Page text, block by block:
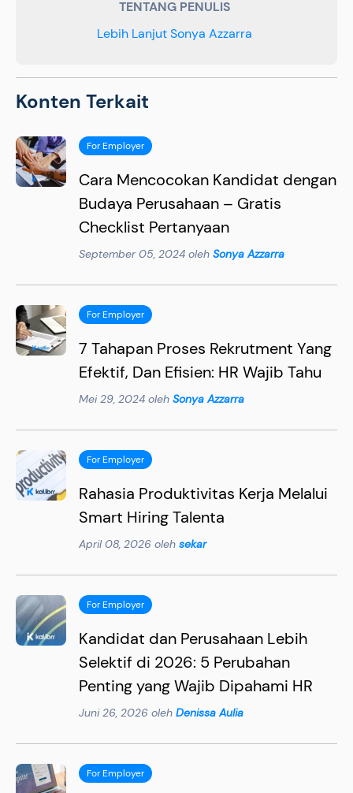
TENTANG PENULIS
Lebih Lanjut Sonya Azzarra
Konten Terkait
For Employer
Cara Mencocokan Kandidat dengan
Budaya Perusahaan – Gratis
Checklist Pertanyaan
September 05, 2024 oleh Sonya Azzarra
For Employer
7 Tahapan Proses Rekrutment Yang
Efektif, Dan Efisien: HR Wajib Tahu
Mei 29, 2024 oleh Sonya Azzarra
For Employer
Rahasia Produktivitas Kerja Melalui
Smart Hiring Talenta
April 08, 2026 oleh sekar
For Employer
Kandidat dan Perusahaan Lebih
Selektif di 2026: 5 Perubahan
Penting yang Wajib Dipahami HR
Juni 26, 2026 oleh Denissa Aulia
For Employer